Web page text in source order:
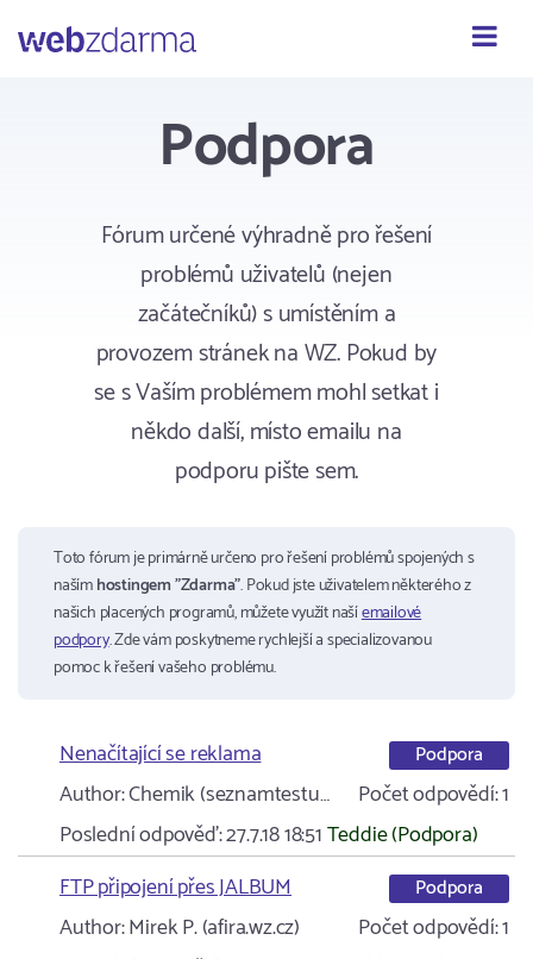
Podpora
Fórum určené výhradně pro řešení
problémů uživatelů (nejen
začátečníků) s umístěním a
provozem stránek na WZ. Pokud by
se s Vaším problémem mohl setkat i
někdo další, místo emailu na
podporu pište sem.
Toto fórum je primárně určeno pro řešení problémů spojených s
našímhostingem "Zdarma". Pokud jste uživatelem některého z
našich placených programů, můžete využít našíemailové
podpory. Zde vám poskytneme rychlejší a specializovanou
pomoc k řešení vašeho problému.
Nenačítající se reklama Podpora
Author:Chemik (seznamtestu… Počet odpovědí:1
Poslední odpověď:27.7.18 18:51Teddie (Podpora)
FTP připojení přes JALBUM
Podpora
Author:Mirek P. (afira.wz.cz) Počet odpovědí:1